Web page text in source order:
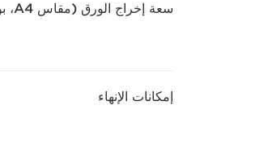
سعة إخراج الورق (مقاس A4، بوزن 80 جم/م²)
إمكانات الإنهاء